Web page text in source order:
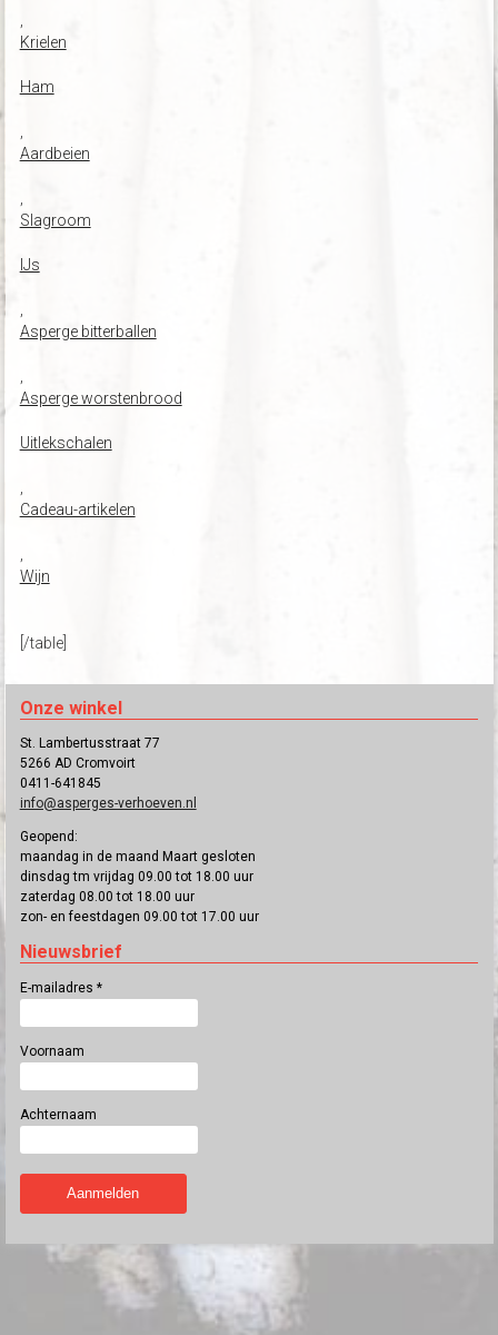
Krielen
Ham
Aardbeien
Slagroom
IJs
Asperge bitterballen
Asperge worstenbrood
Uitlekschalen
Cadeau-artikelen
Wijn
[/table]
Onze winkel
St. Lambertusstraat 77
5266 AD Cromvoirt
0411-641845
info@asperges-verhoeven.nl
Geopend:
maandag in de maand Maart gesloten
dinsdag tm vrijdag 09.00 tot 18.00 uur
zaterdag 08.00 tot 18.00 uur
zon- en feestdagen 09.00 tot 17.00 uur
Nieuwsbrief
E-mailadres *
Voornaam
Achternaam